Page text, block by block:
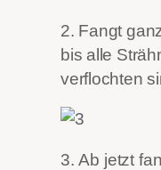
2. Fangt
bis alle
verflochten
3. Ab jetzt